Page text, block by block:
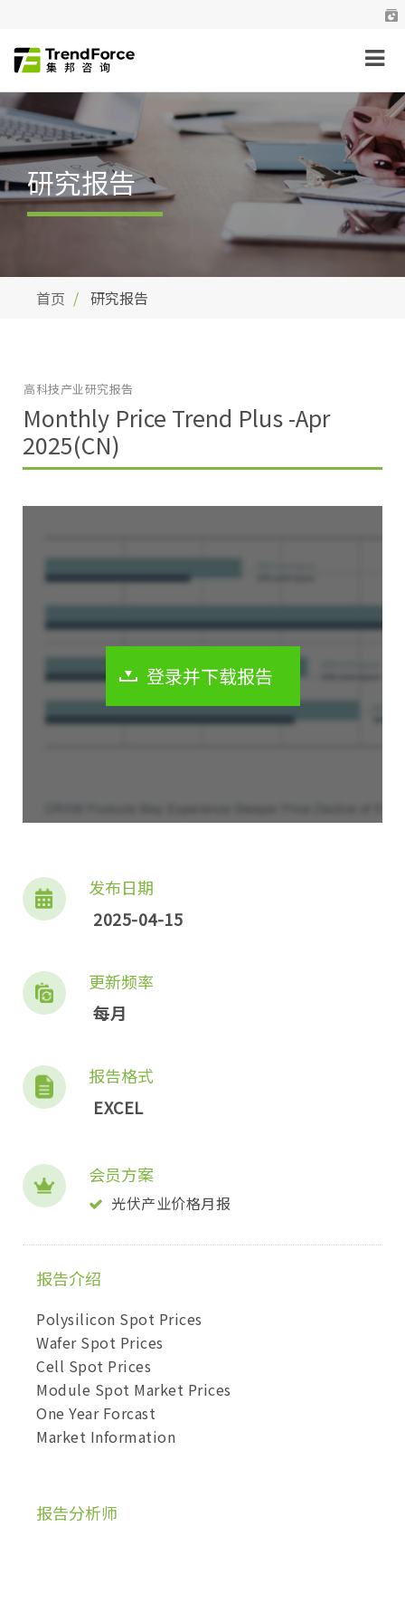
研究报告
首页 研究报告
Monthly Price Trend Plus -Apr
2025(CN)
高科技产业研究报告
登录并下载报告
发布日期
2025-04-15
更新频率
每月
报告格式
EXCEL
会员方案
光伏产业价格月报
报告介绍
Polysilicon Spot Prices
Wafer Spot Prices
Cell Spot Prices
Module Spot Market Prices
One Year Forcast
Market Information
报告分析师